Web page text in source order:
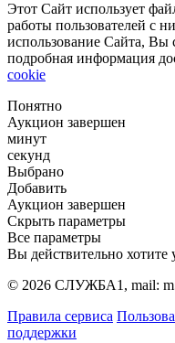
Этот Сайт использует
работы пользователей с
использование Сайта, Вы
подробная информация
cookie
Понятно
Аукцион завершен
минут
секунд
Выбрано
Добавить
Аукцион завершен
Скрыть параметры
Все параметры
Вы действительно хотите
© 2026 СЛУЖБА1, mail:
Правила сервиса
поддержки